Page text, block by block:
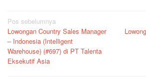
Navigasi
pos
Pos sebelumnya
Lowongan Country Sales Manager
– Indonesia (Intelligent
Warehouse) (#697) di PT Talenta
Eksekutif Asia